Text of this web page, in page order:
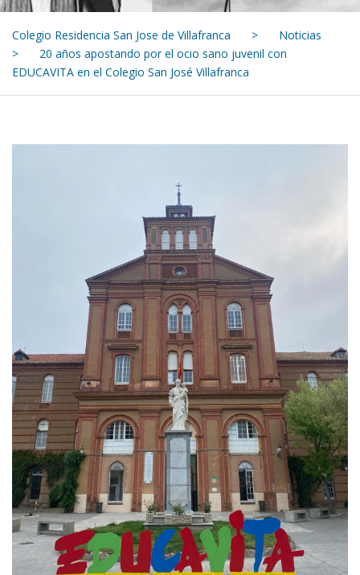
Colegio Residencia San Jose de Villafranca >
Noticias
>
20 años apostando por el ocio sano juvenil con
EDUCAVITA en el Colegio San José Villafranca